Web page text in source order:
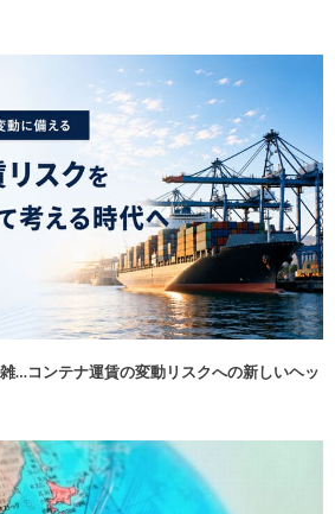
…コンテナ運賃の変動リスクへの新しいヘッ